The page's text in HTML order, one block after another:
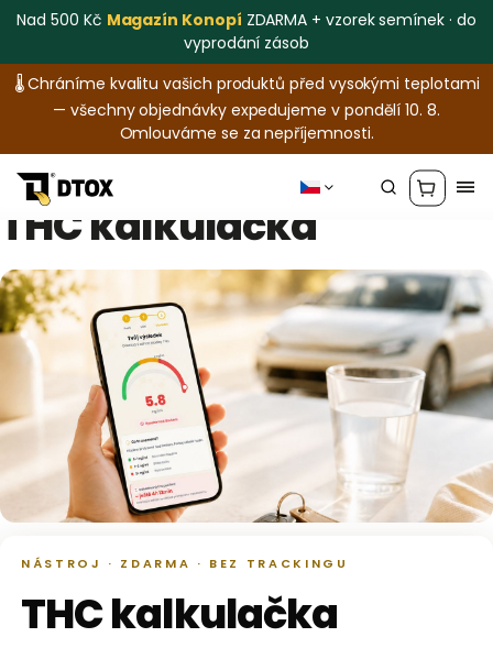
Nad 500 Kč Magazín Konopí ZDARMA + vzorek semínek · do
vyprodání zásob
🌡️ Chráníme kvalitu vašich produktů před vysokými teplotami
— všechny objednávky expedujeme v pondělí 10. 8.
Omlouváme se za nepříjemnosti.
THC kalkulačka
NÁSTROJ · ZDARMA · BEZ TRACKINGU
THC kalkulačka